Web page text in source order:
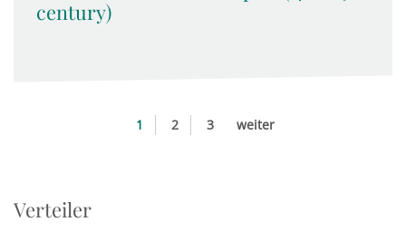
century)
1 2 3 weiter
Verteiler